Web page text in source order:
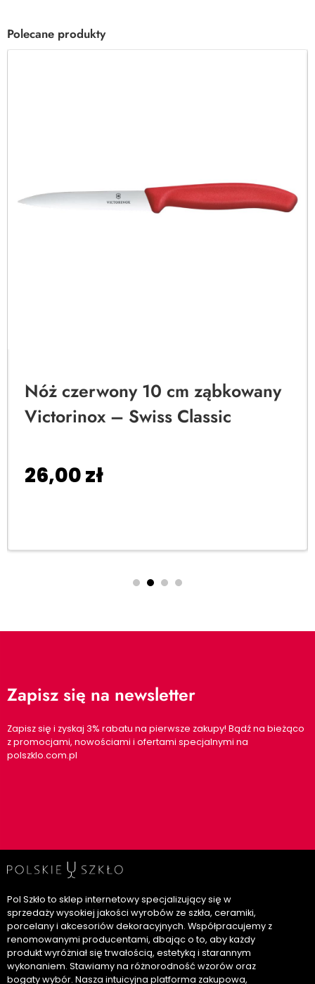
Polecane produkty
Nóż czerwony 10 cm ząbkowany
Victorinox – Swiss Classic
26,00zł
Zapisz się na newsletter
Zapisz się i zyskaj 3% rabatu na pierwsze zakupy! Bądź na bieżąco
z promocjami, nowościami i ofertami specjalnymi na
polszklo.com.pl
Pol Szkło to sklep internetowy specjalizujący się w
sprzedaży wysokiej jakości wyrobów ze szkła, ceramiki,
porcelany i akcesoriów dekoracyjnych. Współpracujemy z
renomowanymi producentami, dbając o to, aby każdy
produkt wyróżniał się trwałością, estetyką i starannym
wykonaniem. Stawiamy na różnorodność wzorów oraz
bogaty wybór. Nasza intuicyjna platforma zakupowa,